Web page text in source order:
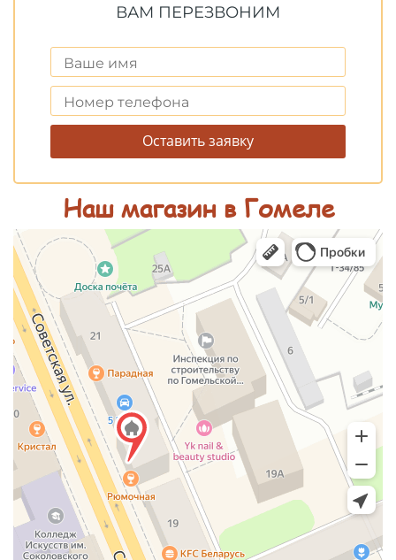
ВАМ ПЕРЕЗВОНИМ
Оставить заявку
Наш магазин в Гомеле